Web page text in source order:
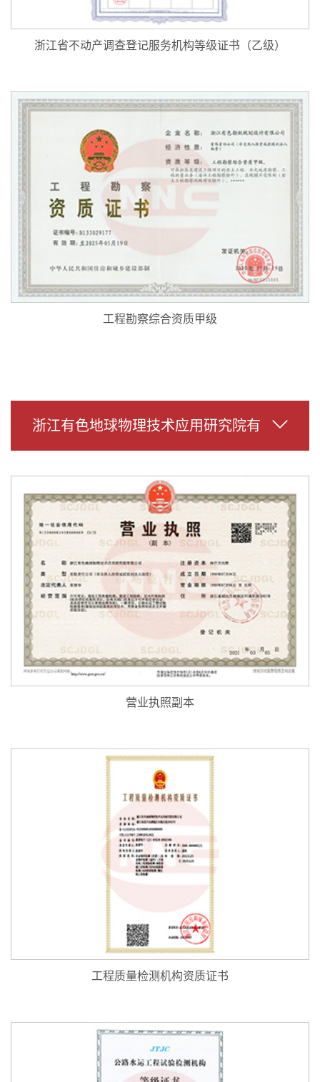
浙江省不动产调查登记服务机构等级证书（乙级）
工程勘察综合资质甲级
浙江有色地球物理技术应用研究院有
限公司
营业执照副本
工程质量检测机构资质证书